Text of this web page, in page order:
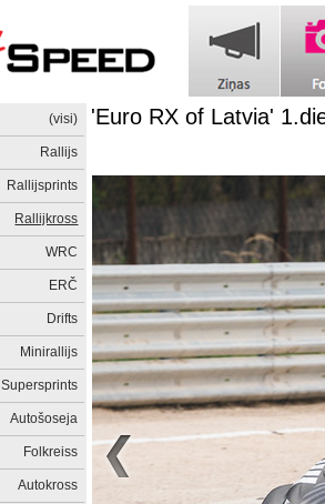
(visi)
Rallijs
Rallijsprints
Rallijkross
WRC
ERČ
Drifts
Minirallijs
Supersprints
Autošoseja
Folkreiss
Autokross
'Euro RX of Latvia'